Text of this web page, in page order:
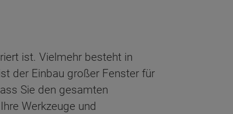
ist. Vielmehr besteht in
der Einbau großer Fenster für
Sie den gesamten
Werkzeuge und